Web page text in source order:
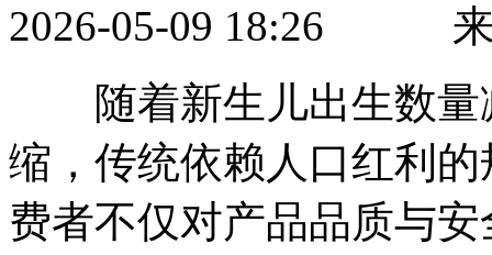
2026-05-09 18:26 来
随着新生儿出生数量
缩，传统依赖人口红利
费者不仅对产品品质与